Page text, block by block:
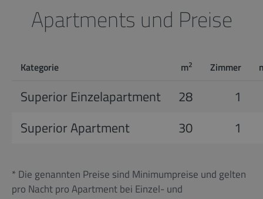
Apartments und Preise
Kategorie m2 Zimmer
Superior Einzelapartment 28
1
Superior Apartment
30 1
* Die genannten Preise sind Minimumpreise und gelten
pro Nacht pro Apartment bei Einzel- und